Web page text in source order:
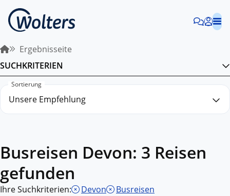
Ergebnisseite
SUCHKRITERIEN
Sortierung
Busreisen Devon: 3 Reisen
gefunden
Ihre Suchkriterien: Devon Busreisen